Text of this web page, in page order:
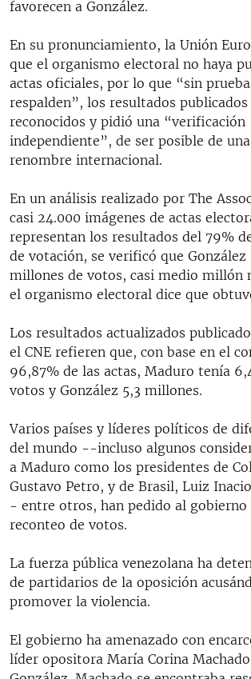
favorecen a González.
En su pronunciamiento, la Unión
que el organismo electoral no haya
actas oficiales, por lo que “sin
respalden”, los resultados
reconocidos y pidió una “verificación
independiente”, de ser posible de
renombre internacional.
En un análisis realizado por The
casi 24.000 imágenes de actas
representan los resultados del 79%
de votación, se verificó que
millones de votos, casi medio millón
el organismo electoral dice que
Los resultados actualizados
el CNE refieren que, con base en el
96,87% de las actas, Maduro tenía
votos y González 5,3 millones.
Varios países y líderes políticos de
del mundo --incluso algunos
a Maduro como los presidentes de
Gustavo Petro, y de Brasil, Luiz
- entre otros, han pedido al gobierno
reconteo de votos.
La fuerza pública venezolana ha
de partidarios de la oposición
promover la violencia.
El gobierno ha amenazado con
líder opositora María Corina